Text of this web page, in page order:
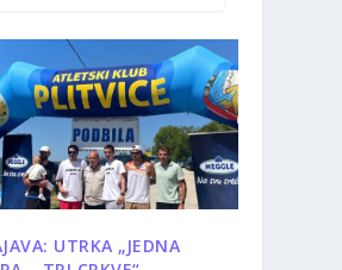
UTRKA „JEDNA